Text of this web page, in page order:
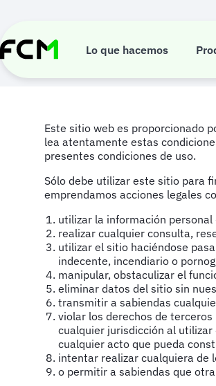
principal
Lo que hacemos
Este sitio web es proporcionado
lea atentamente estas
presentes condiciones de uso.
Sólo debe utilizar este sitio para
emprendamos acciones legales
utilizar la información
realizar cualquier consulta,
utilizar el sitio haciéndose
indecente, incendiario o
manipular, obstaculizar el
eliminar datos del sitio sin
transmitir a sabiendas
violar los derechos de
cualquier jurisdicción al
cualquier acto que pueda
intentar realizar cualquiera de
o permitir a sabiendas que